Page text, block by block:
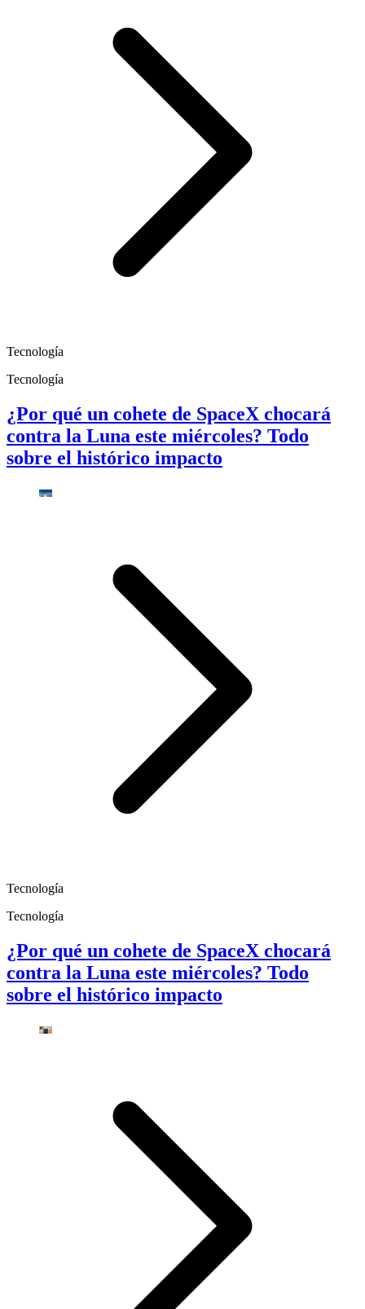
Tecnología
Tecnología
¿Por qué un cohete de SpaceX chocará
contra la Luna este miércoles? Todo
sobre el histórico impacto
Tecnología
Tecnología
¿Por qué un cohete de SpaceX chocará
contra la Luna este miércoles? Todo
sobre el histórico impacto